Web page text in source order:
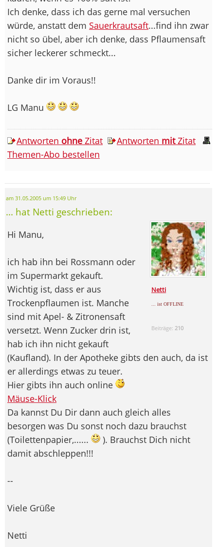
Ich denke, dass ich das gerne mal versuchen
würde, anstatt dem Sauerkrautsaft...find ihn zwar
nicht so übel, aber ich denke, dass Pflaumensaft
sicher leckerer schmeckt...
Danke dir im Voraus!!
LG Manu
Antworten ohne Zitat Antworten mitZitat
Themen-Abo bestellen
am 31.05.2005 um 15:49 Uhr
... hat Netti geschrieben:
Netti
... ist OFFLINE
Beiträge: 210
Hi Manu,
ich hab ihn bei Rossmann oder
im Supermarkt gekauft.
Wichtig ist, dass er aus
Trockenpflaumen ist. Manche
sind mit Apel- & Zitronensaft
versetzt. Wenn Zucker drin ist,
hab ich ihn nicht gekauft
(Kaufland). In der Apotheke gibts den auch, da ist
er allerdings etwas zu teuer.
Hier gibts ihn auch online
Mäuse-Klick
Da kannst Du Dir dann auch gleich alles
besorgen was Du sonst noch dazu brauchst
(Toilettenpapier,......
). Brauchst Dich nicht
damit abschleppen!!!
--
Viele Grüße
Netti